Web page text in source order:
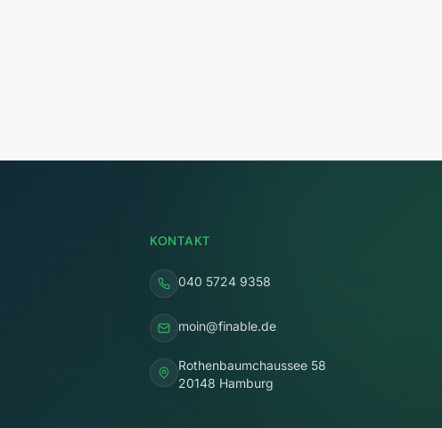
KONTAKT
040 5724 9358
moin@finable.de
Rothenbaumchaussee 58
20148 Hamburg